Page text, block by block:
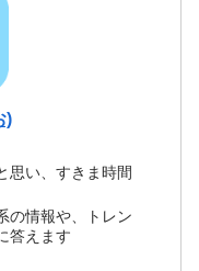
)
思い、すきま時間
の情報や、トレン
答えます